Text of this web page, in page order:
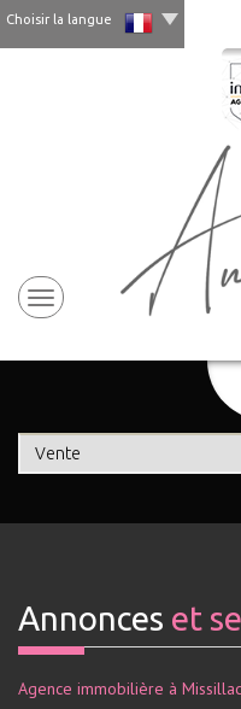
Choisir la langue
Vente
Annonces et
Agence immobilière à Missillac